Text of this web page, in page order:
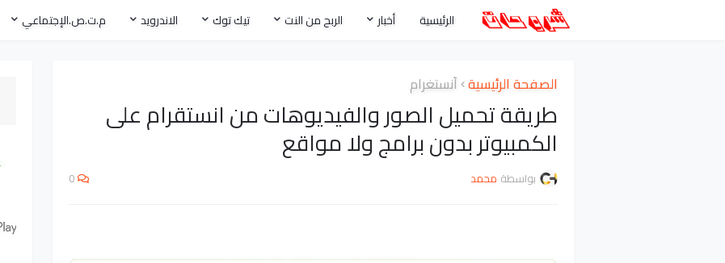
الرئيسية أخبار الربح من النت تيك توك الاندرويد م.ت.ص.الإجتماعي
الصفحة الرئيسية أنستغرام
طريقة تحميل الصور والفيديوهات من انستقرام على
الكمبيوتر بدون برامج ولا مواقع
بواسطة محمد 0